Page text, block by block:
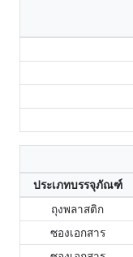
ประเภทบรรจุภัณฑ์
ถุงพลาสติก
ซองเอกสาร